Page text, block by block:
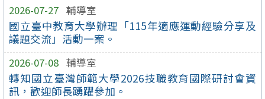
2026-07-27 輔導室
國立臺中教育大學辦理「115年適應運動經驗分享及
議題交流」活動一案。
2026-07-08 輔導室
轉知國立臺灣師範大學2026技職教育國際研討會資
訊，歡迎師長踴躍參加。